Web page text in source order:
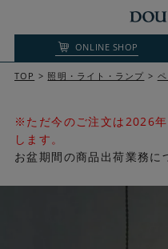
ONLINE SHOP
TOP 照明・ライト・ランプ
※ただ今のご注文は2026
します。
お盆期間の商品出荷業務に